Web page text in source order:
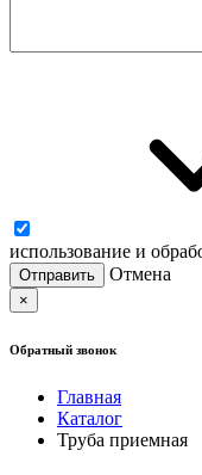
использование и
Отмена
×
Обратный звонок
Главная
Каталог
Труба приемная